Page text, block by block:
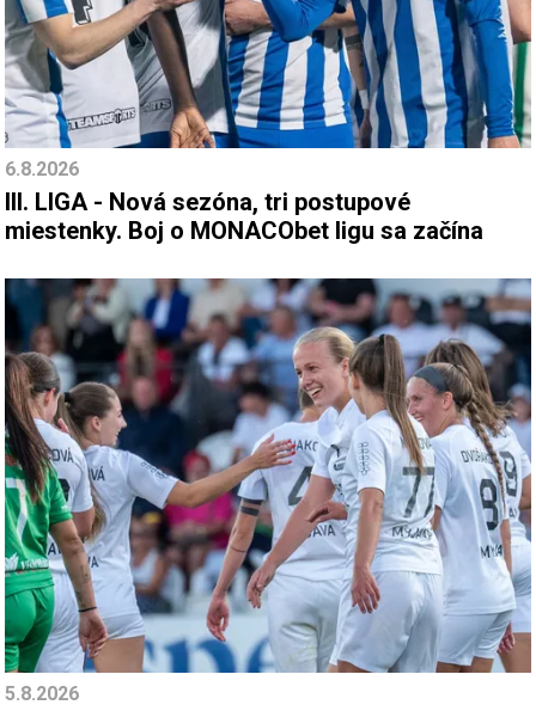
6.8.2026
III. LIGA - Nová sezóna, tri postupové
miestenky. Boj o MONACObet ligu sa začína
5.8.2026